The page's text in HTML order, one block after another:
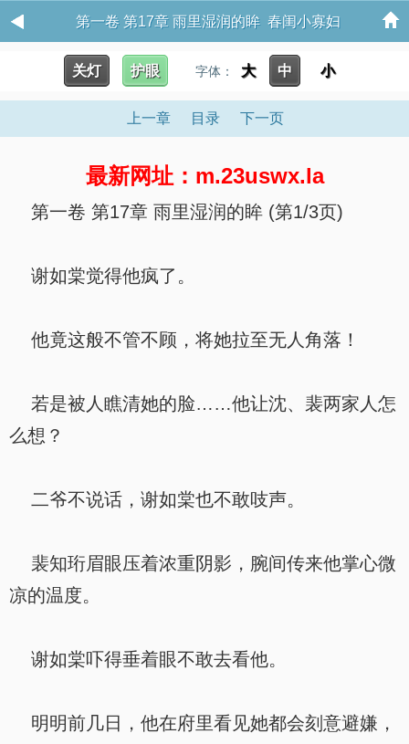
第一卷 第17章 雨里湿润的眸 春闺小寡妇
关灯 护眼 字体： 大 中 小
上一章 目录 下一页
最新网址：m.23uswx.la
第一卷 第17章 雨里湿润的眸 (第1/3页)
谢如棠觉得他疯了。
他竟这般不管不顾，将她拉至无人角落！
若是被人瞧清她的脸……他让沈、裴两家人怎
么想？
二爷不说话，谢如棠也不敢吱声。
裴知珩眉眼压着浓重阴影，腕间传来他掌心微
凉的温度。
谢如棠吓得垂着眼不敢去看他。
明明前几日，他在府里看见她都会刻意避嫌，